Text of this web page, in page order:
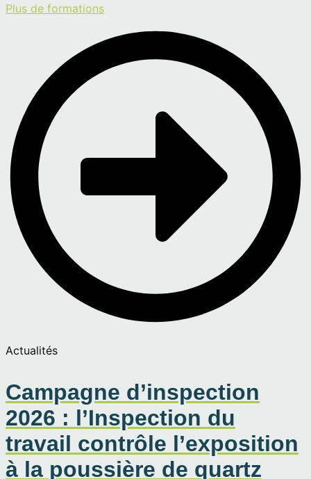
Plus de formations
Actualités
Campagne d’inspection
2026 : l’Inspection du
travail contrôle l’exposition
à la poussière de quartz